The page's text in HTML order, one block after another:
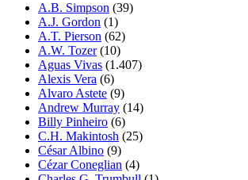
A.B. Simpson (39)
A.J. Gordon (1)
A.T. Pierson (62)
A.W. Tozer(10)
Aguas Vivas (1.407)
Alexis Vera (6)
Alvaro Astete (9)
Andrew Murray (14)
Billy Pinheiro (6)
C.H. Makintosh (25)
César Albino (9)
Cézar Coneglian (4)